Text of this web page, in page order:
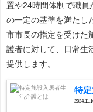
置や24時間体制で職員
の一定の基準を満たし
市市長の指定を受けた
護者に対して、日常生
提供します。
特